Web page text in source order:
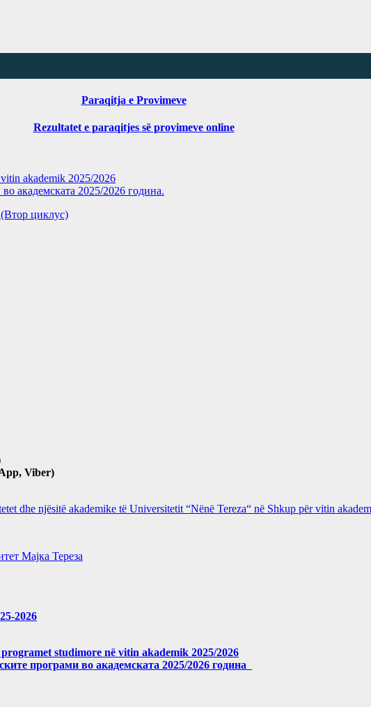
Paraqitja e Provimeve
Rezultatet e paraqitjes së provimeve online
akademik 2025/2026
академската 2025/2026 година.
циклус)
Viber)
dhe njësitë akademike të Universitetit “Nënë Tereza“ në Shkup për vitin
Мајка Тереза
2026
studimore në vitin akademik 2025/2026
програми во академската 2025/2026 година